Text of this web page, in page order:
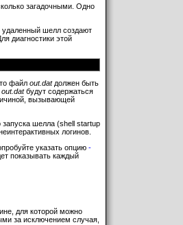
загадочными. Одно
шелл создают
диагностики этой
файл out.datдолжен быть
out.datбудут содержаться
вызывающей
запуска шелла (shell startup
логинов.
указать опцию -
показывать каждый
для которой можно
за исключением случая,